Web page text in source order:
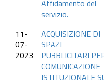
Affidamento del
servizio.
11-
07-
2023
ACQUISIZIONE DI
SPAZI
PUBBLICITARI
COMUNICAZIONE
ISTITUZIONALE